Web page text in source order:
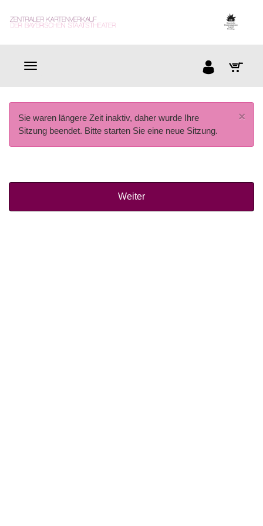
×
Sie waren längere Zeit inaktiv, daher wurde Ihre
Sitzung beendet. Bitte starten Sie eine neue Sitzung.
Weiter